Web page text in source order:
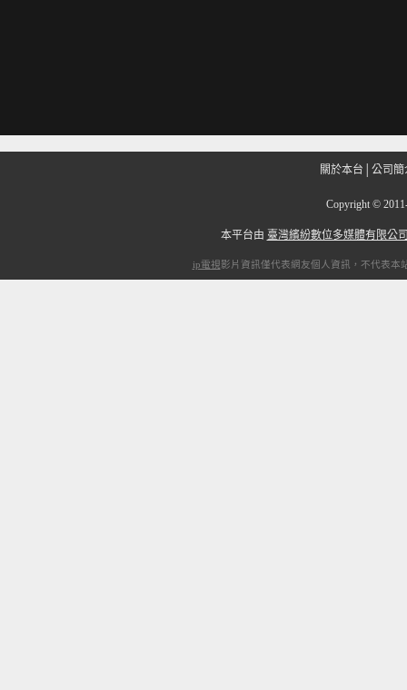
關於本台 公司簡
Copyright ©
本平台由 臺灣繽紛數位多媒體有限公
ip電視影片資訊僅代表網友個人資訊，不代表本